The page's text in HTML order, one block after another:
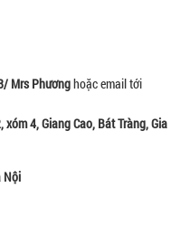
Mrs Phươnghoặc email tới
xóm 4, Giang Cao, Bát Tràng, Gia
Nội